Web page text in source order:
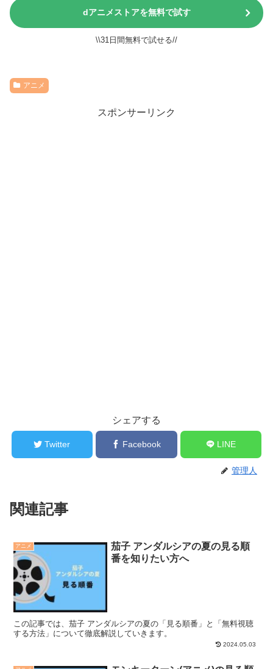
dアニメストアを無料で試す
\\31日間無料で試せる//
アニメ
スポンサーリンク
シェアする
Twitter Facebook LINE
管理人
関連記事
アニメ
茄子 アンダルシアの夏の見る順
番を知りたい方へ
この記事では、茄子 アンダルシアの夏の「見る順番」と「無料視聴
する方法」について徹底解説していきます。
2024.05.03